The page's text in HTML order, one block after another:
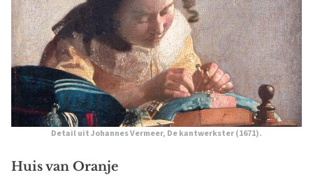
Detail uit Johannes Vermeer, De kantwerkster(1671).
Huis van Oranje